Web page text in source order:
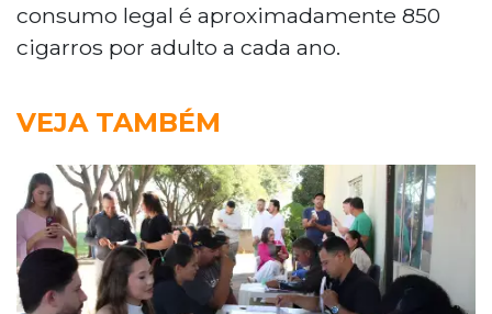
consumo legal é aproximadamente 850
cigarros por adulto a cada ano.
VEJA TAMBÉM